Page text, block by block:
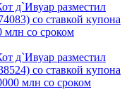
д`Ивуар разместил
со ставкой купона
млн со сроком
д`Ивуар разместил
со ставкой купона
млн со сроком